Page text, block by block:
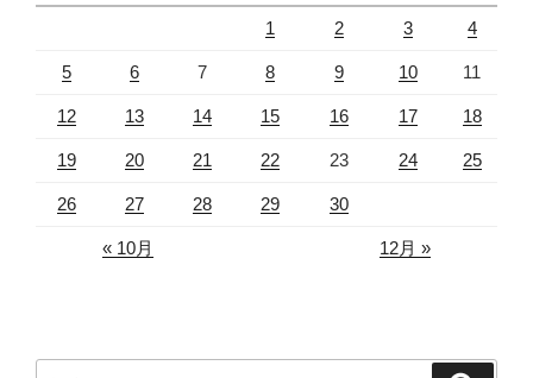
1 2 3 4
5 6 7 8 9 10 11
12 13 14 15 16 17 18
19 20 21 22 23 24 25
26 27 28 29 30
« 10月 12月 »